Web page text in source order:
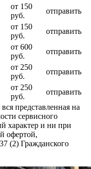
от 150
руб.
отправить
от 150
руб.
отправить
от 600
руб.
отправить
от 250
руб.
отправить
от 250
руб.
отправить
представленная на
сервисного
характер и ни при
офертой,
(2) Гражданского